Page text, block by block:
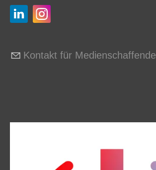
Kontakt für Medienschaffende